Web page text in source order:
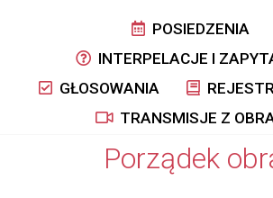
POSIEDZENIA
INTERPELACJE I
GŁOSOWANIA
TRANSMISJE Z
Porządek